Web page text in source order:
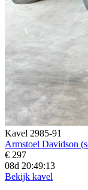
Kavel 2985-91
Armstoel Davidson
€ 297
08d 20:49:12
Bekijk kavel